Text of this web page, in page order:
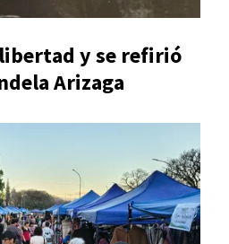
y se refirió
Arizaga